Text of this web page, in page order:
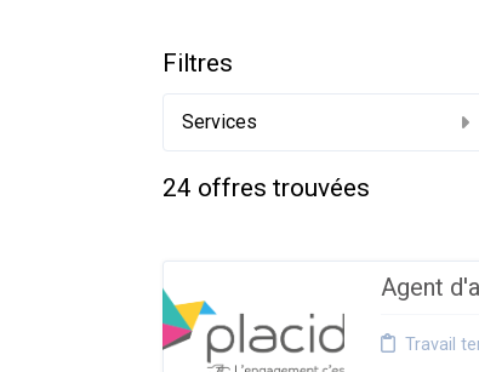
Filtres
Services
24 offres trouvées
Agent
Travail